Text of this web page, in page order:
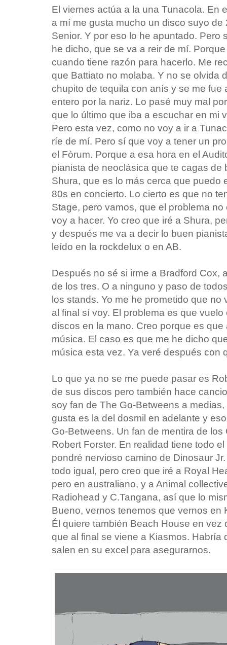
El viernes actúa a la una Tunacola. En
a mí me gusta mucho un disco suyo
Senior. Y por eso lo he apuntado. Pero
he dicho, que se va a reir de mí.
cuando tiene razón para hacerlo. Me
que Battiato no molaba. Y no se olvida
chupito de tequila con anís y se me fue
entero por la nariz. Lo pasé muy mal
que lo último que iba a escuchar en mi
Pero esta vez, como no voy a ir a
ríe de mí. Pero sí que voy a tener un
el Fòrum. Porque a esa hora en el
pianista de neoclásica que te cagas de
Shura, que es lo más cerca que puedo
80s en concierto. Lo cierto es que no
Stage, pero vamos, que el problema
voy a hacer. Yo creo que iré a Shura,
y después me va a decir lo buen
leído en la rockdelux o en AB.
Después no sé si irme a Bradford Cox,
de los tres. O a ninguno y paso de
los stands. Yo me he prometido que
al final sí voy. El problema es que
discos en la mano. Creo porque es
música. El caso es que me he dicho
música esta vez. Ya veré después con
Lo que ya no se me puede pasar es
de sus discos pero también hace
soy fan de The Go-Betweens a
gusta es la del dosmil en adelante y
Go-Betweens. Un fan de mentira de
Robert Forster. En realidad tiene todo
pondré nervioso camino de Dinosaur
todo igual, pero creo que iré a Royal
pero en australiano, y a Animal
Radiohead y C.Tangana, así que lo
Bueno, vernos tenemos que vernos en
Él quiere también Beach House en
que al final se viene a Kiasmos. Habría
salen en su excel para asegurarnos.